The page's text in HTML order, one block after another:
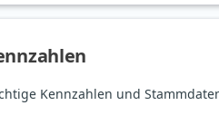
Kennzahlen und